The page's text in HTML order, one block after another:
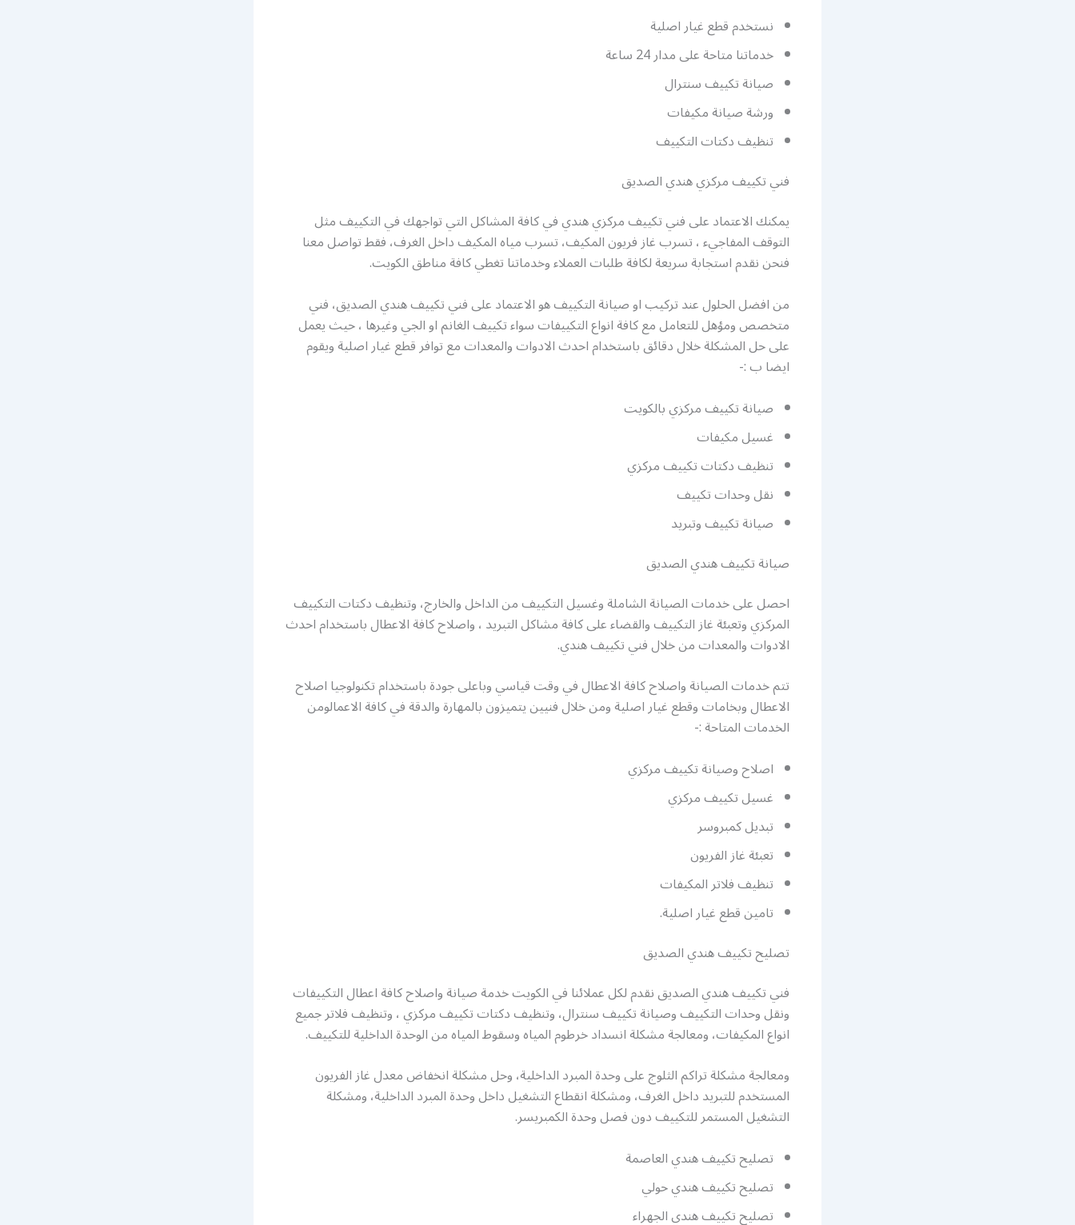
نستخدم قطع غيار اصلية
خدماتنا متاحة على مدار 24 ساعة
صيانة تكييف سنترال
ورشة صيانة مكيفات
تنظيف دكتات التكييف
فني تكييف مركزي هندي الصديق
يمكنك الاعتماد على فني تكييف مركزي هندي في كافة المشاكل التي تواجهك في التكييف مثل
التوقف المفاجيء ، تسرب غاز فريون المكيف، تسرب مياه المكيف داخل الغرف، فقط تواصل معنا
فنحن نقدم استجابة سريعة لكافة طلبات العملاء وخدماتنا تغطي كافة مناطق الكويت.
من افضل الحلول عند تركيب او صيانة التكييف هو الاعتماد على فني تكييف هندي الصديق، فني
متخصص ومؤهل للتعامل مع كافة انواع التكييفات سواء تكييف الغانم او الجي وغيرها ، حيث يعمل
على حل المشكلة خلال دقائق باستخدام احدث الادوات والمعدات مع توافر قطع غيار اصلية ويقوم
ايضا ب :-
صيانة تكييف مركزي بالكويت
غسيل مكيفات
تنظيف دكتات تكييف مركزي
نقل وحدات تكييف
صيانة تكييف وتبريد
صيانة تكييف هندي الصديق
احصل على خدمات الصيانة الشاملة وغسيل التكييف من الداخل والخارج، وتنظيف دكتات التكييف
المركزي وتعبئة غاز التكييف والقضاء على كافة مشاكل التبريد ، واصلاح كافة الاعطال باستخدام احدث
الادوات والمعدات من خلال فني تكييف هندي.
تتم خدمات الصيانة واصلاح كافة الاعطال في وقت قياسي وباعلى جودة باستخدام تكنولوجيا اصلاح
الاعطال وبخامات وقطع غيار اصلية ومن خلال فنيين يتميزون بالمهارة والدقة في كافة الاعمالومن
الخدمات المتاحة :-
اصلاح وصيانة تكييف مركزي
غسيل تكييف مركزي
تبديل كمبروسر
تعبئة غاز الفريون
تنظيف فلاتر المكيفات
تامين قطع غيار اصلية.
تصليح تكييف هندي الصديق
فني تكييف هندي الصديق نقدم لكل عملائنا في الكويت خدمة صيانة واصلاح كافة اعطال التكييفات
ونقل وحدات التكييف وصيانة تكييف سنترال، وتنظيف دكتات تكييف مركزي ، وتنظيف فلاتر جميع
انواع المكيفات، ومعالجة مشكلة انسداد خرطوم المياه وسقوط المياه من الوحدة الداخلية للتكييف.
ومعالجة مشكلة تراكم الثلوج على وحدة المبرد الداخلية، وحل مشكلة انخفاض معدل غاز الفريون
المستخدم للتبريد داخل الغرف، ومشكلة انقطاع التشغيل داخل وحدة المبرد الداخلية، ومشكلة
التشغيل المستمر للتكييف دون فصل وحدة الكمبريسر.
تصليح تكييف هندي العاصمة
تصليح تكييف هندي حولي
تصليح تكييف هندي الجهراء